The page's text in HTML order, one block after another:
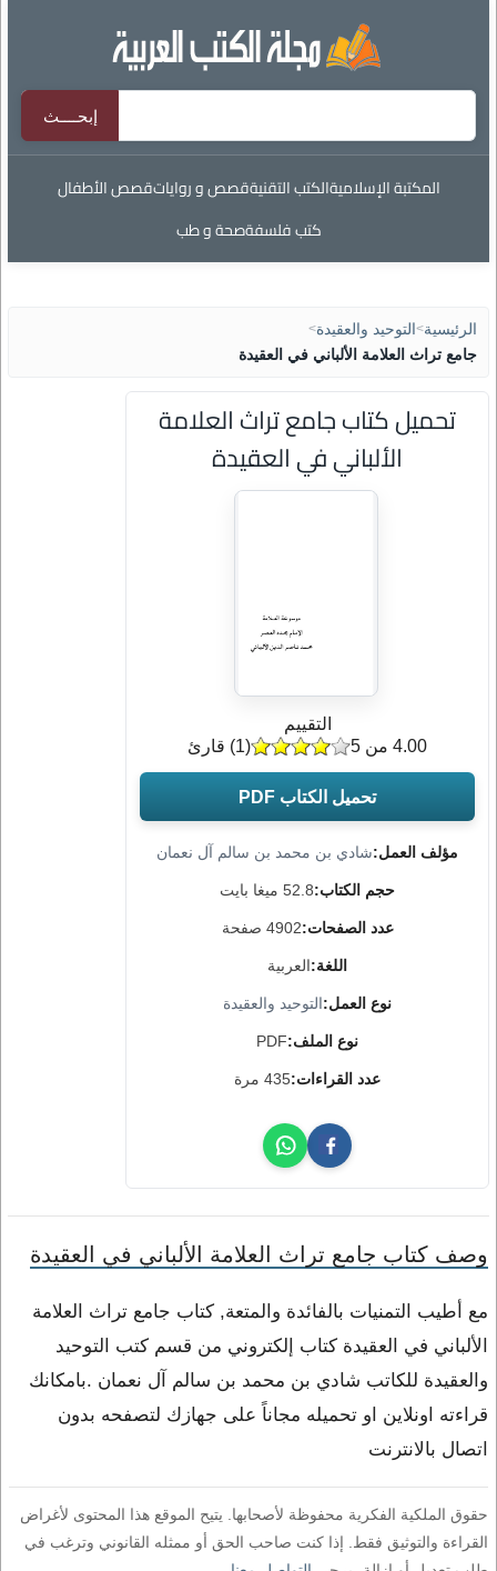
المكتبة الإسلاميةالكتب التقنيةقصص و رواياتقصص الأطفال
كتب فلسفةصحة و طب
الرئيسية> التوحيد والعقيدة>
جامع تراث العلامة الألباني في العقيدة
تحميل كتاب جامع تراث العلامة
الألباني في العقيدة
مؤلف العمل:شادي بن محمد بن سالم آل نعمان
حجم الكتاب:52.8 ميغا بايت
عدد الصفحات:4902 صفحة
اللغة:العربية
نوع العمل:التوحيد والعقيدة
نوع الملف:PDF
عدد القراءات:435 مرة
التقييم
(
1) قارئ 4.00 من 5
تحميل الكتاب PDF
وصف كتاب جامع تراث العلامة الألباني في العقيدة
مع أطيب التمنيات بالفائدة والمتعة, كتاب جامع تراث العلامة
الألباني في العقيدة كتاب إلكتروني من قسم كتب التوحيد
والعقيدة للكاتب شادي بن محمد بن سالم آل نعمان .بامكانك
قراءته اونلاين او تحميله مجاناً على جهازك لتصفحه بدون
اتصال بالانترنت
حقوق الملكية الفكرية محفوظة لأصحابها. يتيح الموقع هذا المحتوى لأغراض
القراءة والتوثيق فقط. إذا كنت صاحب الحق أو ممثله القانوني وترغب في